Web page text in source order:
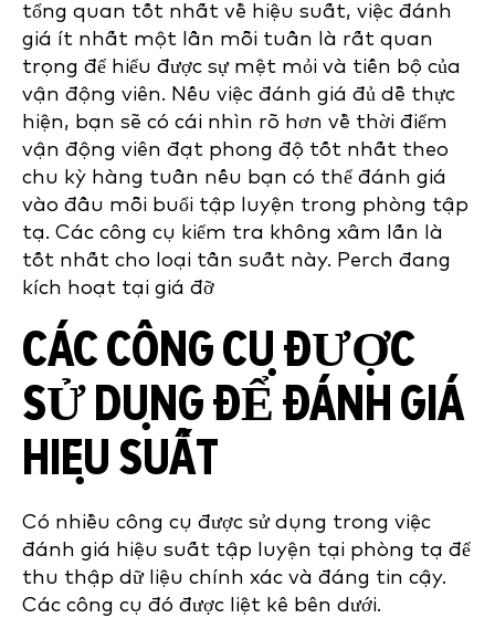
tổng quan tốt nhất về hiệu suất, việc đánh
giá ít nhất một lần mỗi tuần là rất quan
trọng để hiểu được sự mệt mỏi và tiến bộ của
vận động viên. Nếu việc đánh giá đủ dễ thực
hiện, bạn sẽ có cái nhìn rõ hơn về thời điểm
vận động viên đạt phong độ tốt nhất theo
chu kỳ hàng tuần nếu bạn có thể đánh giá
vào đầu mỗi buổi tập luyện trong phòng tập
tạ. Các công cụ kiểm tra không xâm lấn là
tốt nhất cho loại tần suất này. Perch đang
kích hoạt tại giá đỡ
CÁC CÔNG CỤ ĐƯỢC
SỬ DỤNG ĐỂ ĐÁNH GIÁ
HIỆU SUẤT
Có nhiều công cụ được sử dụng trong việc
đánh giá hiệu suất tập luyện tại phòng tạ để
thu thập dữ liệu chính xác và đáng tin cậy.
Các công cụ đó được liệt kê bên dưới.